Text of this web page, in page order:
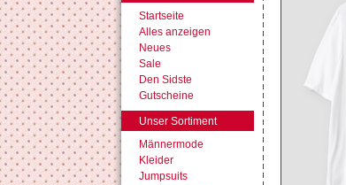
Startseite
Alles anzeigen
Neues
Sale
Den Sidste
Gutscheine
Unser Sortiment
Männermode
Kleider
Jumpsuits